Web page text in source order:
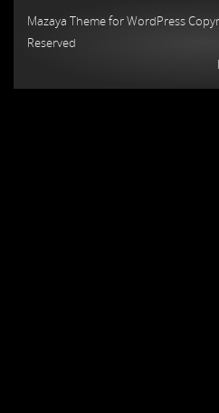
Mazaya Theme for WordPress
Reserved